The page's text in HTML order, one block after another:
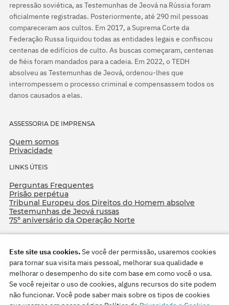
repressão soviética, as Testemunhas de Jeová na Rússia foram
oficialmente registradas. Posteriormente, até 290 mil pessoas
compareceram aos cultos. Em 2017, a Suprema Corte da
Federação Russa liquidou todas as entidades legais e confiscou
centenas de edifícios de culto. As buscas começaram, centenas
de fiéis foram mandados para a cadeia. Em 2022, o TEDH
absolveu as Testemunhas de Jeová, ordenou-lhes que
interrompessem o processo criminal e compensassem todos os
danos causados a elas.
ASSESSORIA DE IMPRENSA
Quem somos
Privacidade
LINKS ÚTEIS
Perguntas Frequentes
Prisão perpétua
Tribunal Europeu dos Direitos do Homem absolve
Testemunhas de Jeová russas
75º aniversário da Operação Norte
Este site usa cookies.Se você der permissão, usaremos cookies
para tornar sua visita mais pessoal, melhorar sua qualidade e
melhorar o desempenho do site com base em como você o usa.
Se você rejeitar o uso de cookies, alguns recursos do site podem
não funcionar. Você pode saber mais sobre os tipos de cookies